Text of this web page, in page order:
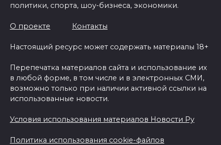
политики, спорта, шоу-бизнеса, экономики.
О проекте Контакты
Настоящий ресурс может содержать материалы 18+
Перепечатка материалов сайта и использование их
в любой форме, в том числе и в электронных СМИ,
возможно только при наличии активной ссылки на
использованные новости.
Условия использования материалов Новости Ру
Политика использования cookie-файлов